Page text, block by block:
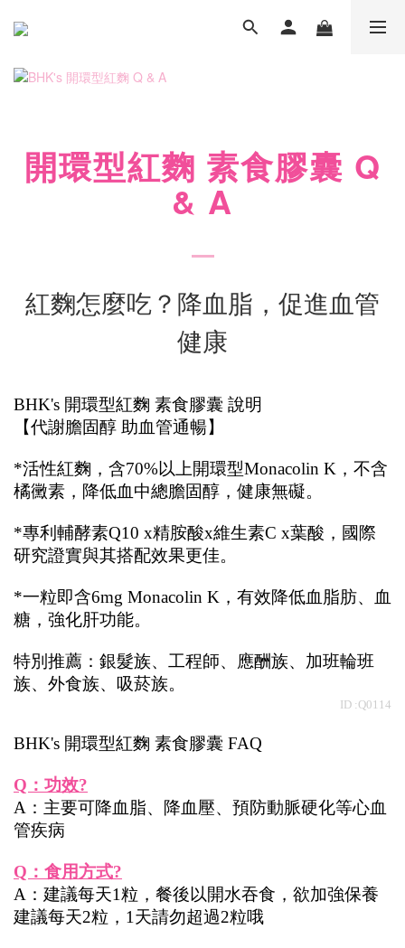
開環型紅麴 素食膠囊 Q
& A
紅麴怎麼吃？降血脂，促進血管
健康
BHK's 開環型紅麴 素食膠囊 說明
【代謝膽固醇 助血管通暢】
*活性紅麴，含70%以上開環型Monacolin K，不含
橘黴素，降低血中總膽固醇，健康無礙。
*專利輔酵素Q10 x精胺酸x維生素C x葉酸，國際
研究證實與其搭配效果更佳。
*一粒即含6mg Monacolin K，有效降低血脂肪、血
糖，強化肝功能。
特別推薦：銀髮族、工程師、應酬族、加班輪班
族、外食族、吸菸族。
ID :Q0114
BHK's 開環型紅麴 素食膠囊 FAQ
Q：功效?
A：主要可降血脂、降血壓、預防動脈硬化等心血
管疾病
Q：食用方式?
A：建議每天1粒，餐後以開水吞食，欲加強保養
建議每天2粒，1天請勿超過2粒哦